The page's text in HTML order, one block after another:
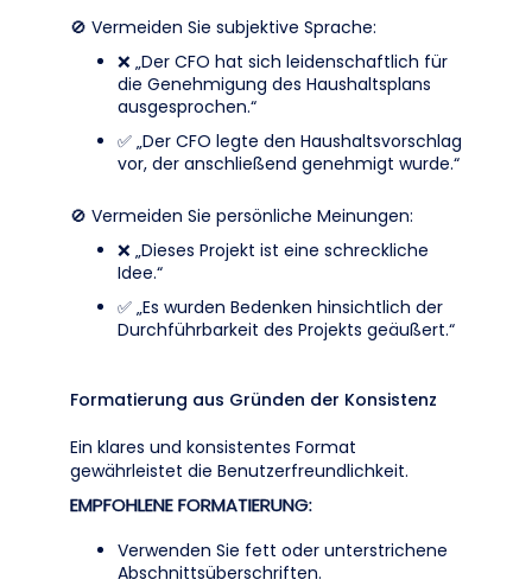
🚫 Vermeiden Sie subjektive Sprache:
❌ „Der CFO hat sich leidenschaftlich für
die Genehmigung des Haushaltsplans
ausgesprochen.“
✅ „Der CFO legte den Haushaltsvorschlag
vor, der anschließend genehmigt wurde.“
🚫 Vermeiden Sie persönliche Meinungen:
❌ „Dieses Projekt ist eine schreckliche
Idee.“
✅ „Es wurden Bedenken hinsichtlich der
Durchführbarkeit des Projekts geäußert.“
Formatierung aus Gründen der Konsistenz
Ein klares und konsistentes Format
gewährleistet die Benutzerfreundlichkeit.
EMPFOHLENE FORMATIERUNG:
Verwenden Sie fett oder unterstrichene
Abschnittsüberschriften.